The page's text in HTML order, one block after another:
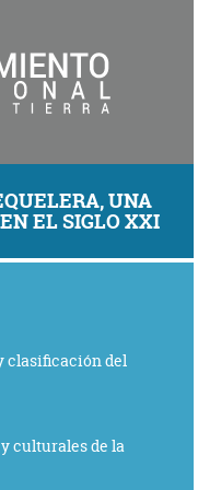
UNA
EL SIGLO XXI
clasificación del
culturales de la